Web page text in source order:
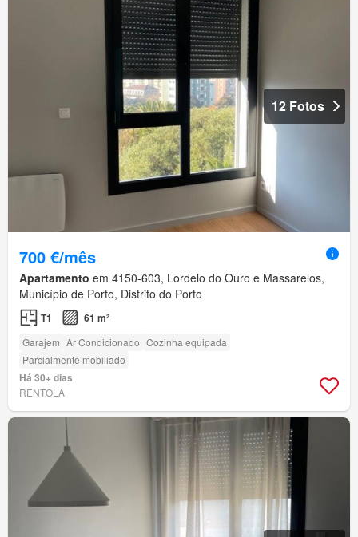
12 Fotos
700 €/mês
Apartamento em 4150-603, Lordelo do Ouro e Massarelos,
Município de Porto, Distrito do Porto
T1 61 m²
Garajem Ar Condicionado Cozinha equipada
Parcialmente mobiliado
Há 30+ dias
RENTOLA